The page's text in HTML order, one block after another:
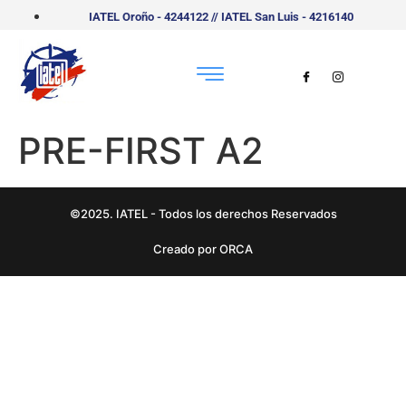
IATEL Oroño - 4244122 // IATEL San Luis - 4216140
PRE-FIRST A2
©2025. IATEL - Todos los derechos Reservados
Creado por ORCA